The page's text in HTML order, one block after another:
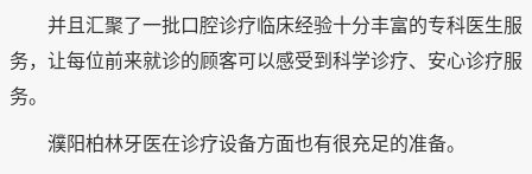
并且汇聚了一批口腔诊疗临床经验十分丰富的专科医生服
务，让每位前来就诊的顾客可以感受到科学诊疗、安心诊疗服
务。
濮阳柏林牙医在诊疗设备方面也有很充足的准备。